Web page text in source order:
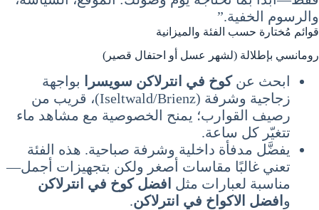
والرسوم الخفية.”
قوائم مُختارة حسب الفئة والميزانية
رومانسي بإطلالة (لشهر عسل أو احتفال قصير)
ابحث عنكوخ في انترلاكن سويسرا
بواجهة
زجاجية وشرفة (Iseltwald/Brienz)، قريب من
رصيف القوارب؛ يمنح الخصوصية مع مشاهد ماء
تتغيّر كل ساعة.
يفضَّل مدفأة داخلية وشرفة صباحية. هذه الفئة
تعني غالبًا مقاسات أصغر ولكن بتجهيزات أجمل—
مناسبة لعبارات مثل افضل كوخ في انترلاكن
و افضل الاكواخ في انترلاكن.